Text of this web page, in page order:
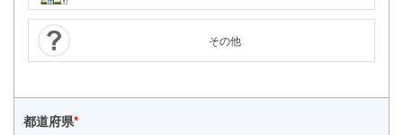
その他
都道府県*